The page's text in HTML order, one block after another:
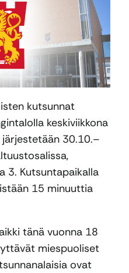
kutsunnat
keskiviikkona
30.10.–
3. Kutsuntapaikalla
15 minuuttia
tänä vuonna 18
miespuoliset
ovat